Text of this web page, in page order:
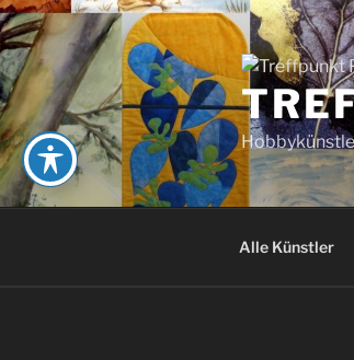
Zum
Inhalt
springen
Alle Künstler